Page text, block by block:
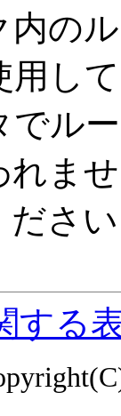
内の
用し
でル
れま
ださ
する